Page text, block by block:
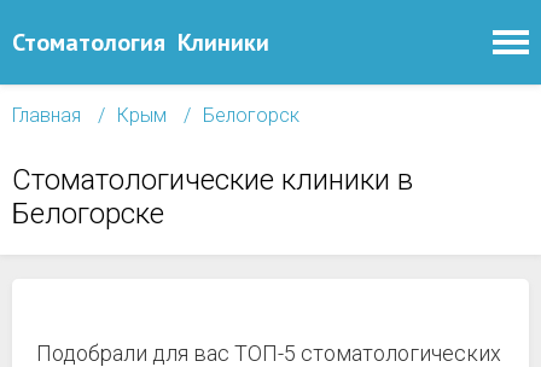
Стоматология Клиники
Главная Крым Белогорск
Стоматологические клиники в
Белогорске
Подобрали для вас ТОП-5 стоматологических